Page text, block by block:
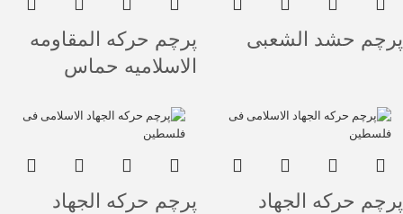
پرچم حشد الشعبی
پرچم حرکه المقاومه
الاسلامیه حماس
پرچم حرکه الجهاد
پرچم حرکه الجهاد